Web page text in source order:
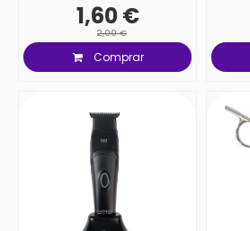
1,60 €
2,00 €
Comprar